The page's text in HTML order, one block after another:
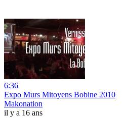
6:36
Expo Murs Mitoyens Bobine 2010
Makonation
il y a 16 ans